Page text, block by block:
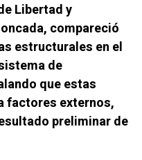
Libertad y
compareció
estructurales en el
de
que estas
factores externos,
preliminar de